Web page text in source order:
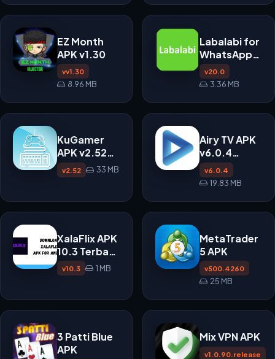
EZ Month
APK v1.30
vv1.30
8.96 MB
Labalabi for
WhatsApp
APK
v20.0
3.36 MB
KuGamer
APK v2.52
untuk
Android
v2.52 33 MB
Airy TV APK
v6.0.4
untuk
Android
v6.0.4
19.83 MB
XalaFlix APK
10.3 Terbaru
untuk
Android
v10.3 1 MB
MetaTrader
5 APK
v500.4260
25 MB
3 Patti Blue
APK
Mix VPN APK
v1.0.90.release